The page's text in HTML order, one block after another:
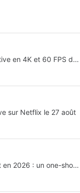
en 4K et 60 FPS de
imminent
sur Netflix le 27 août
2026 : un one-shot